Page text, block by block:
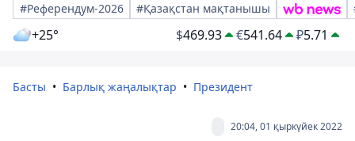
#Референдум-2026
#Қазақстан мақтанышы
+25° $469.93 €541.64 ₽5.71
Басты Барлық жаңалықтар Президент
20:04, 01 қыркүйек 2022